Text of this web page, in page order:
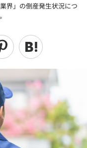
界」の倒産発生状況につ